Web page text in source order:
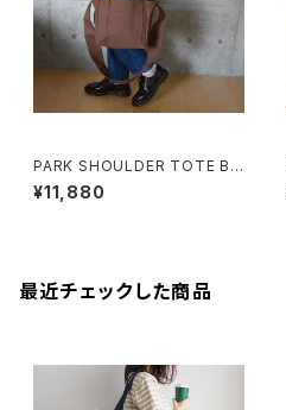
PARK SHOULDER TOTE BA
G (コーヒー/ブラウン)
¥11,880
最近チェックした商品